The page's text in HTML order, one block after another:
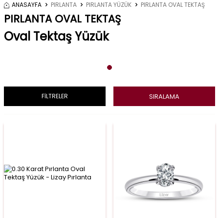
ANASAYFA PIRLANTA PIRLANTA YÜZÜK PIRLANTA OVAL TEKTAŞ
PIRLANTA OVAL TEKTAŞ
Oval Tektaş Yüzük
FİLTRELER SIRALAMA